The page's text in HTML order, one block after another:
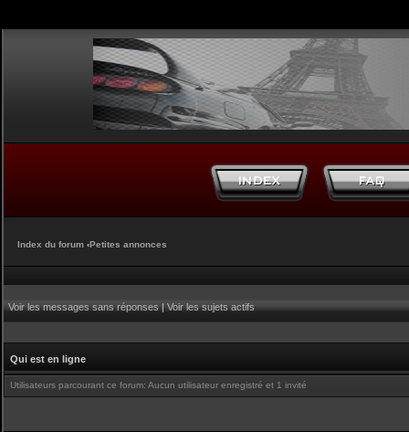
Index du forum ‹Petites annonces
Voir les messages sans réponses|Voir les sujets actifs
Qui est en ligne
Utilisateurs parcourant ce forum: Aucun utilisateur enregistré et 1 invité